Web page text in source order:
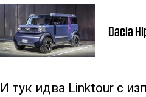
Dacia
И тук идва Linktour с